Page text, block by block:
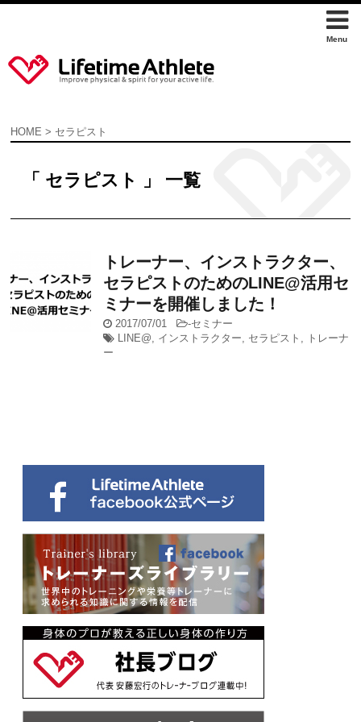
HOME > セラピスト
「 セラピスト 」 一覧
トレーナー、インストラクター、
セラピストのためのLINE@活用セ
ミナーを開催しました！
2017/07/01 -セミナー
LINE@, インストラクター, セラピスト ,
トレーナ
ー